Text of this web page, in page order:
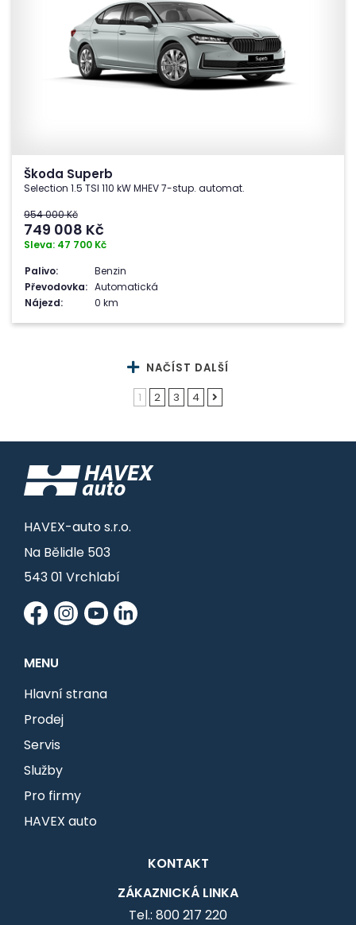
Škoda Superb
Selection 1.5 TSI 110 kW MHEV 7-stup. automat.
954 000 Kč
749 008 Kč
Sleva: 47 700 Kč
Palivo:
Benzin
Převodovka: Automatická
Nájezd:
0 km
NAČÍST DALŠÍ
1
2 3 4
HAVEX-auto s.r.o.
Na Bělidle 503
543 01 Vrchlabí
MENU
Hlavní strana
Prodej
Servis
Služby
Pro firmy
HAVEX auto
KONTAKT
ZÁKAZNICKÁ LINKA
Tel.: 800 217 220